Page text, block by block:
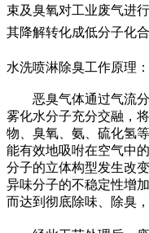
束及臭氧对工业废气进
其降解转化成低分子化
水洗喷淋除臭工作原理：
恶臭气体通过气流
雾化水分子充分交融，
物、臭氧、氨、硫化氢
能有效地吸咐在空气中
分子的立体构型发生改
异味分子的不稳定性增
而达到彻底除味、除臭